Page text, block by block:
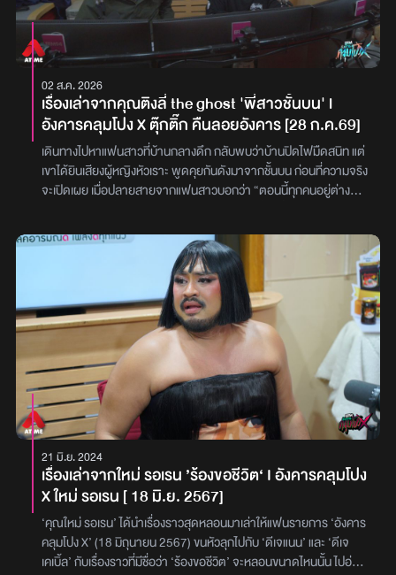
02 ส.ค. 2026
เรื่องเล่าจากคุณติงลี่ the ghost 'พี่สาวชั้นบน' l
อังคารคลุมโปง X ตุ๊กติ๊ก คืนลอยอังคาร [28 ก.ค.69]
เดินทางไปหาแฟนสาวที่บ้านกลางดึก กลับพบว่าบ้านปิดไฟมืดสนิท แต่
เขาได้ยินเสียงผู้หญิงหัวเราะ พูดคุยกันดังมาจากชั้นบน ก่อนที่ความจริง
จะเปิดเผย เมื่อปลายสายจากแฟนสาวบอกว่า “ตอนนี้ทุกคนอยู่ต่าง
ใคร!?เรื่องราวจะเป็นอย่างไร ติดตามได้ใน ‘อังคารคลุมโปง X ตุ๊กติ๊ก คืน
ลอยอังคาร [28 ก.ค.69]’ ไปพร้อมกับ ‘ดีเจเจ็ม’ และ ‘ดีเจเชาเชา’ กับ
เรื่องราวที่มีชื่อว่า ‘พี่สาวชั้นบน’ ‘คุณติงลี่’ เล่าว่าเรื่องราวนี้เกิดขึ้นเมื่อ
6 ปีที่แล้ว ในตอนนั้นเขามีแฟนชื่อ ‘พลอย’ ซึ่งเขา และแฟนต่างมีอาชีพ
เป็นนักร้องกลางคืน แต่อยู่กันคนละวง ถ้าหากครั้งไหนที่พลอยจะลางาน
พลอยก็จะให้เขาร้องแทน ซึ่งแม้จะลาพัก แต่พลอยก็จะไปนั่งดูเขาทำงาน
อยู่เสมอ หลังเลิกงานทั้งคู่มักจะไปนั่งดื่ม และพักผ่อนที่บ้านของพลอย
จนถึงเช้า ด้วยความที่บ้านอยู่ไกลทำให้ไม่ค่อยได้เจอกันบ่อยนัก ช่วงเวลา
หลังเลิกงานจึงเป็นช่วงที่ทั้งคู่ได้ใช้เวลาอยู่ด้วยกันมากที่สุดจนกระทั่งวัน
หนึ่ง คุณติงลี่มีเหตุให้ต้องตื่นตอนกลางวันเพื่อมาทำเพลง จู่ ๆ มือกีตาร์
วงของพลอยก็โทรมาวานให้เขาไปร้องเพลงแทนพลอยคืนนี้ คุณติงลี่ก็
รับปาก แต่ว่าคืนนั้นกลับแปลกไปตรงที่พลอยไม่ได้มานั่งดูเขาเหมือน
ทุกที พอเล่นดนตรีเสร็จ คุณติงลี่จึงถามมือกีตาร์ว่าพลอยไปไหน มือ
กีตาร์ตอบกลับมาว่า “เห็นพลอยบอกว่าที่บ้านมีเรื่องด่วนกะทันหัน พี่
ไม่รู้เหรอ?” ด้วยความที่พลอยไม่ได้บอกอะไรไว้เลย เขาจึงตัดสินใจขี่
มอเตอร์ไซค์ไปหาเธอที่บ้าน กว่าจะถึงบ้านพลอยเวลาก็ล่วงเลยไปเกือบ
ตี 3 กว่าแล้ว บ้านทั้งหลังปิดไฟเงียบสนิท คุณติงลี่เดินอ้อมไปเข้าทาง
หลังบ้านตามปกติ เพราะประตูหน้าเป็นเหล็กดัดที่อาจเกิดเสียงดัง
21 มิ.ย. 2024
เรื่องเล่าจากใหม่ รอเรน ’ร้องขอชีวิต‘ I อังคารคลุมโปง
X ใหม่ รอเรน [ 18 มิ.ย. 2567]
‘คุณใหม่ รอเรน’ ได้นำเรื่องราวสุดหลอนมาเล่าให้แฟนรายการ ‘อังคาร
คลุมโปง X’ (18 มิถุนายน 2567) ขนหัวลุกไปกับ ‘ดีเจแนน’ และ ‘ดีเจ
เคเบิ้ล’ กับเรื่องราวที่มีชื่อว่า ‘ร้องขอชีวิต’ จะหลอนขนาดไหนนั้น ไปอ่าน